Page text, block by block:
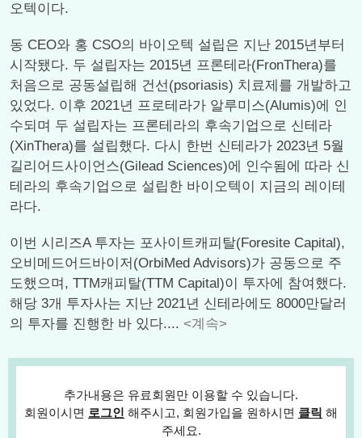
오텍이다.
동 CEO와 홍 CSO의 바이오텍 설립은 지난 2015년부터
시작됐다. 두 설립자는 2015년 프론테라(FronThera)를
처음으로 공동설립해 건선(psoriasis) 치료제를 개발하고
있었다. 이후 2021년 프로테라가 알루미스(Alumis)에 인
수되며 두 설립자는 프론테라의 후속기업으로 신테라
(XinThera)를 설립했다. 다시 한번 신테라가 2023년 5월
길리어드사이언스(Gilead Sciences)에 인수됨에 따라 신
테라의 후속기업으로 설립한 바이오텍이 지금의 레이테
라다.
이번 시리즈A 투자는 포사이트캐피탈(Foresite Capital),
오비메드어드바이저(OrbiMed Advisors)가 공동으로 주
도했으며, TTM캐피탈(TTM Capital)이 투자에 참여했다.
해당 3개 투자사는 지난 2021년 신테라에도 8000만달러
의 투자를 진행한 바 있다.... <계속>
추가내용은 유료회원만 이용할 수 있습니다.
회원이시면 로그인 해주시고, 회원가입을 원하시면 클릭 해
주세요.